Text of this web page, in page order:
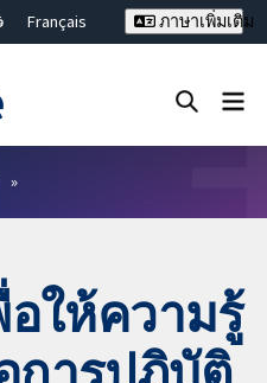
Français
中文
ภาษาเพิ่มเติม
ให้ความรู้